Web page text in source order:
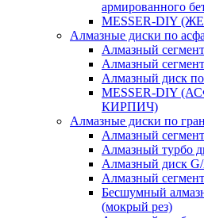
армированного
MESSER-DIY
Алмазные диски по
Алмазный
Алмазный
Алмазный диск
MESSER-DIY
КИРПИЧ)
Алмазные диски по
Алмазный
Алмазный турбо
Алмазный диск
Алмазный
Бесшумный
(мокрый рез)